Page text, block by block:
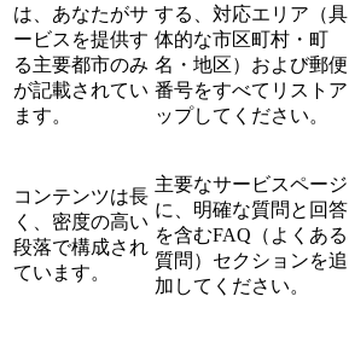
は、あなたがサ
ービスを提供す
る主要都市のみ
が記載されてい
ます。
する、対応エリア（具
体的な市区町村・町
名・地区）および郵便
番号をすべてリストア
ップしてください。
コンテンツは長
く、密度の高い
段落で構成され
ています。
主要なサービスページ
に、明確な質問と回答
を含むFAQ（よくある
質問）セクションを追
加してください。